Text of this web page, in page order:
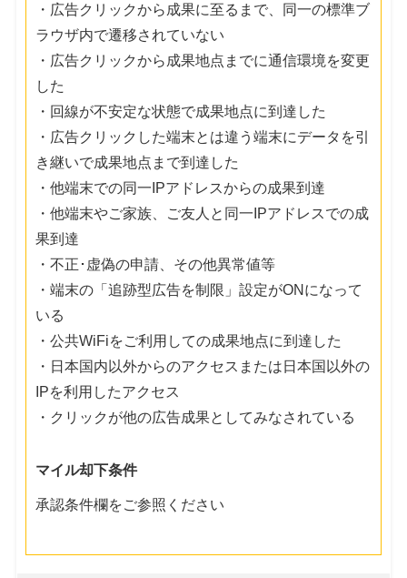
・広告クリックから成果に至るまで、同一の標準ブ
ラウザ内で遷移されていない
・広告クリックから成果地点までに通信環境を変更
した
・回線が不安定な状態で成果地点に到達した
・広告クリックした端末とは違う端末にデータを引
き継いで成果地点まで到達した
・他端末での同一IPアドレスからの成果到達
・他端末やご家族、ご友人と同一IPアドレスでの成
果到達
・不正･虚偽の申請、その他異常値等
・端末の「追跡型広告を制限」設定がONになって
いる
・公共WiFiをご利用しての成果地点に到達した
・日本国内以外からのアクセスまたは日本国以外の
IPを利用したアクセス
・クリックが他の広告成果としてみなされている
マイル却下条件
承認条件欄をご参照ください